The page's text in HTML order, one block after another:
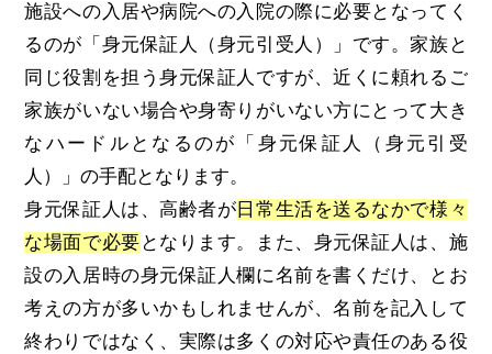
施設への入居や病院への入院の際に必要となってく
るのが「身元保証人（身元引受人）」です。家族と
同じ役割を担う身元保証人ですが、近くに頼れるご
家族がいない場合や身寄りがいない方にとって大き
なハードルとなるのが「身元保証人（身元引受
人）」の手配となります。
身元保証人は、高齢者が 日常生活を送るなかで様々
な場面で必要 となります。また、身元保証人は、施
設の入居時の身元保証人欄に名前を書くだけ、とお
考えの方が多いかもしれませんが、名前を記入して
終わりではなく、実際は多くの対応や責任のある役